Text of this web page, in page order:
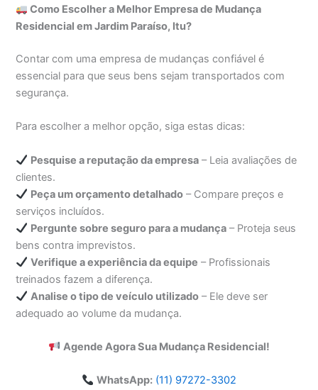
Como Escolher a Melhor Empresa de Mudança
Residencial em Jardim Paraíso, Itu?
Contar com uma empresa de mudanças confiável é
essencial para que seus bens sejam transportados com
segurança.
Para escolher a melhor opção, siga estas dicas:
Pesquise a reputação da empresa – Leia avaliações de
clientes.
Peça um orçamento detalhado – Compare preços e
serviços incluídos.
Pergunte sobre seguro para a mudança – Proteja seus
bens contra imprevistos.
Verifique a experiência da equipe – Profissionais
treinados fazem a diferença.
Analise o tipo de veículo utilizado – Ele deve ser
adequado ao volume da mudança.
Agende Agora Sua Mudança Residencial!
WhatsApp: (11) 97272-3302